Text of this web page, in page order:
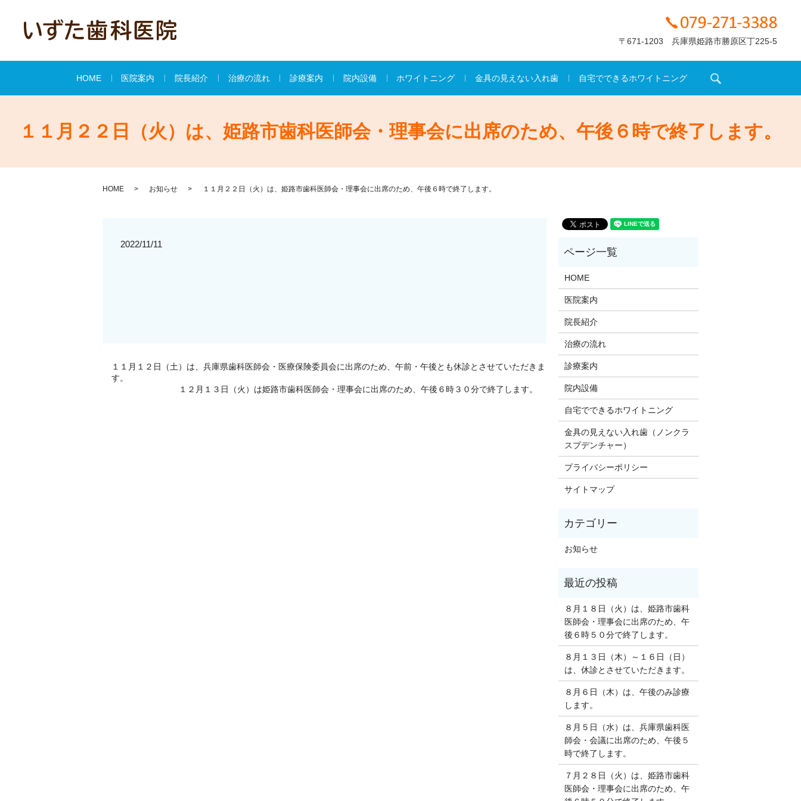
〒671-1203 兵庫県姫路市勝原区丁225-5
HOME 医院案内 院長紹介 治療の流れ 診療案内 院内設備 ホワイトニング 金具の見えない入れ歯 自宅でできるホワイトニング
１１月２２日（火）は、姫路市歯科医師会・理事会に出席のため、午後６時で終了します。
HOME お知らせ １１月２２日（火）は、姫路市歯科医師会・理事会に出席のため、午後６時で終了します。
2022/11/11
１１月１２日（土）は、兵庫県歯科医師会・医療保険委員会に出席のため、午前・午後とも休診とさせていただきま
す。
１２月１３日（火）は姫路市歯科医師会・理事会に出席のため、午後６時３０分で終了します。
HOME
医院案内
院長紹介
治療の流れ
診療案内
院内設備
自宅でできるホワイトニング
金具の見えない入れ歯（ノンクラ
スプデンチャー）
プライバシーポリシー
サイトマップ
お知らせ
８月１８日（火）は、姫路市歯科
医師会・理事会に出席のため、午
後６時５０分で終了します。
８月１３日（木）～１６日（日）
は、休診とさせていただきます。
８月６日（木）は、午後のみ診療
します。
８月５日（水）は、兵庫県歯科医
師会・会議に出席のため、午後５
時で終了します。
７月２８日（火）は、姫路市歯科
医師会・理事会に出席のため、午